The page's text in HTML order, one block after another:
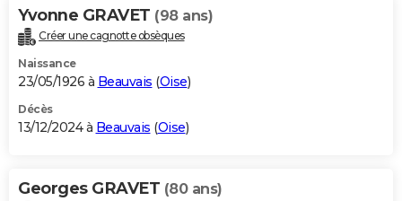
Yvonne GRAVET (98 ans)
Créer une cagnotte obsèques
Naissance
23/05/1926 à Beauvais (Oise)
Décès
13/12/2024 à Beauvais (Oise)
Georges GRAVET (80 ans)